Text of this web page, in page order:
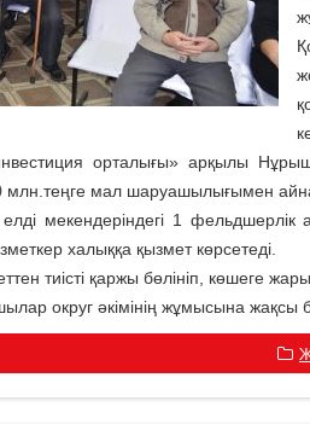
орталығы» арқылы
млн.теңге мал шаруашылығымен
мекендеріндегі 1
халыққа қызмет көрсетеді.
тиісті қаржы бөлініп, көшеге
округ әкімінің жұмысына жақсы